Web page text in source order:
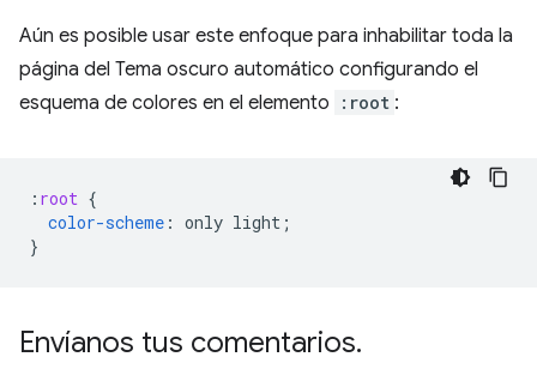
Aún es posible usar este enfoque para inhabilitar toda la
página del Tema oscuro automático configurando el
esquema de colores en el elemento
:root :
: root {
color-scheme : only light ;
}
Envíanos tus comentarios.